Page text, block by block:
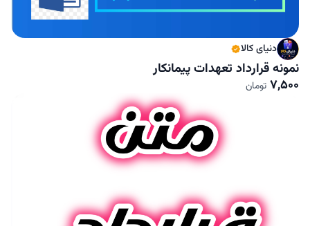
دنیای کالا
نمونه قرارداد تعهدات پیمانکار
7,500 تومان